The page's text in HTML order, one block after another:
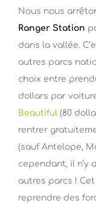
Nous nous
Ranger Station
dans la vallée.
autres parcs
choix entre
dollars par
Beautiful (80
rentrer
(sauf Antelope,
cependant, il n’y
autres parcs !
reprendre des